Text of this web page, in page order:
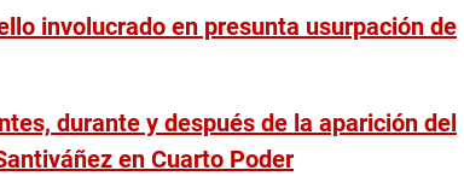
involucrado en presunta usurpación de
durante y después de la aparición del
en Cuarto Poder